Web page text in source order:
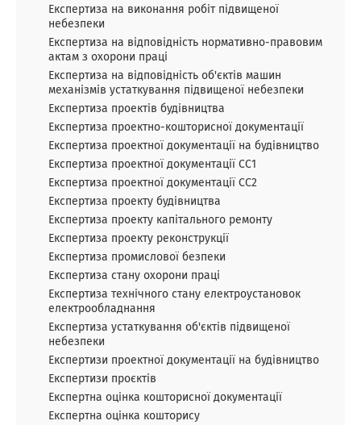
Експертиза на виконання робіт підвищеної
небезпеки
Експертиза на відповідність нормативно-правовим
актам з охорони праці
Експертиза на відповідність об'єктів машин
механізмів устаткування підвищеної небезпеки
Експертиза проектів будівництва
Експертиза проектно-кошторисної документації
Експертиза проектної документації на будівництво
Експертиза проектної документації СС1
Експертиза проектної документації СС2
Експертиза проекту будівництва
Експертиза проекту капітального ремонту
Експертиза проекту реконструкції
Експертиза промислової безпеки
Експертиза стану охорони праці
Експертиза технічного стану електроустановок
електрообладнання
Експертиза устаткування об'єктів підвищеної
небезпеки
Експертизи проектної документації на будівництво
Експертизи проєктів
Експертна оцінка кошторисної документації
Експертна оцінка кошторису